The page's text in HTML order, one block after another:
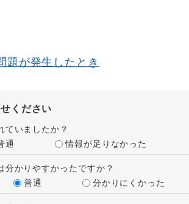
題が発生したとき
ください
ていましたか？
通 情報が足りなかった
分かりやすかったですか？
普通 分かりにくかった